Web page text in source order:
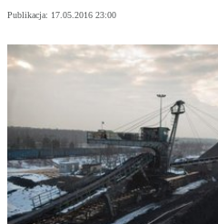
Publikacja: 17.05.2016 23:00